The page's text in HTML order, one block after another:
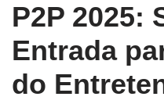
P2P 2025:
Entrada
do